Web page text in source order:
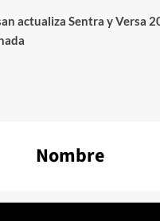
actualiza Sentra y Versa
Nombre